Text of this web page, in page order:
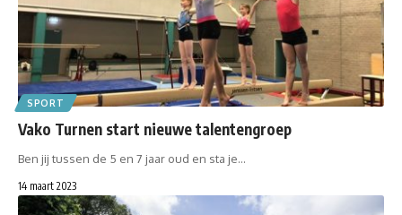
SPORT
Vako Turnen start nieuwe talentengroep
Ben jij tussen de 5 en 7 jaar oud en sta je…
14 maart 2023